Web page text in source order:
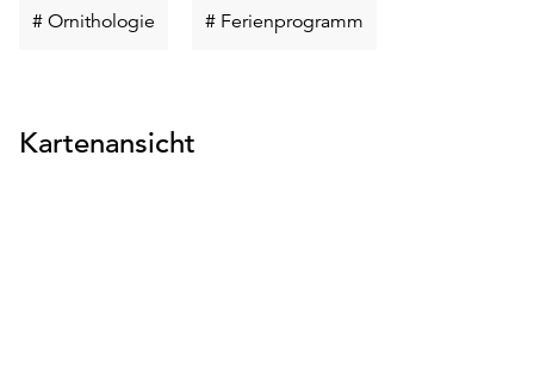
# Ornithologie Schlüsselwort
# Ferienprogramm
Kartenansicht